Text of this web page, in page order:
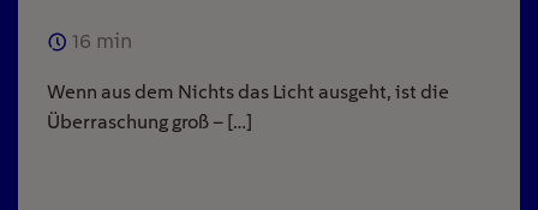
16 min
Wenn aus dem Nichts das Licht ausgeht, ist die
Überraschung groß – […]